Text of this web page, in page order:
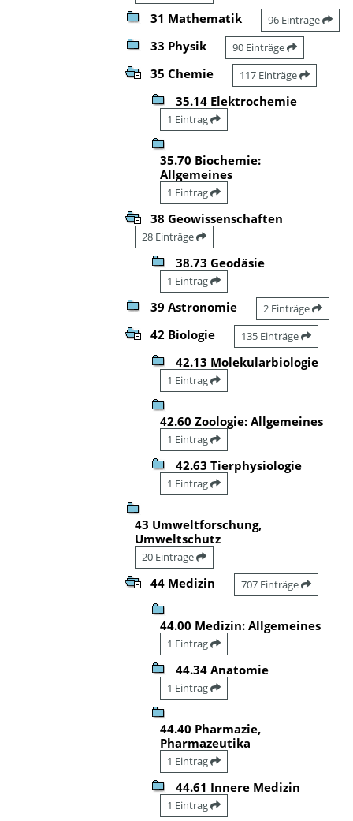
31 Mathematik 96 Einträge
33 Physik 90 Einträge
35 Chemie 117 Einträge
35.14 Elektrochemie
1 Eintrag
35.70 Biochemie:
Allgemeines
1 Eintrag
38 Geowissenschaften
28 Einträge
38.73 Geodäsie
1 Eintrag
39 Astronomie 2 Einträge
42 Biologie 135 Einträge
42.13 Molekularbiologie
1 Eintrag
42.60 Zoologie: Allgemeines
1 Eintrag
42.63 Tierphysiologie
1 Eintrag
43 Umweltforschung,
Umweltschutz
20 Einträge
44 Medizin 707 Einträge
44.00 Medizin: Allgemeines
1 Eintrag
44.34 Anatomie
1 Eintrag
44.40 Pharmazie,
Pharmazeutika
1 Eintrag
44.61 Innere Medizin
1 Eintrag